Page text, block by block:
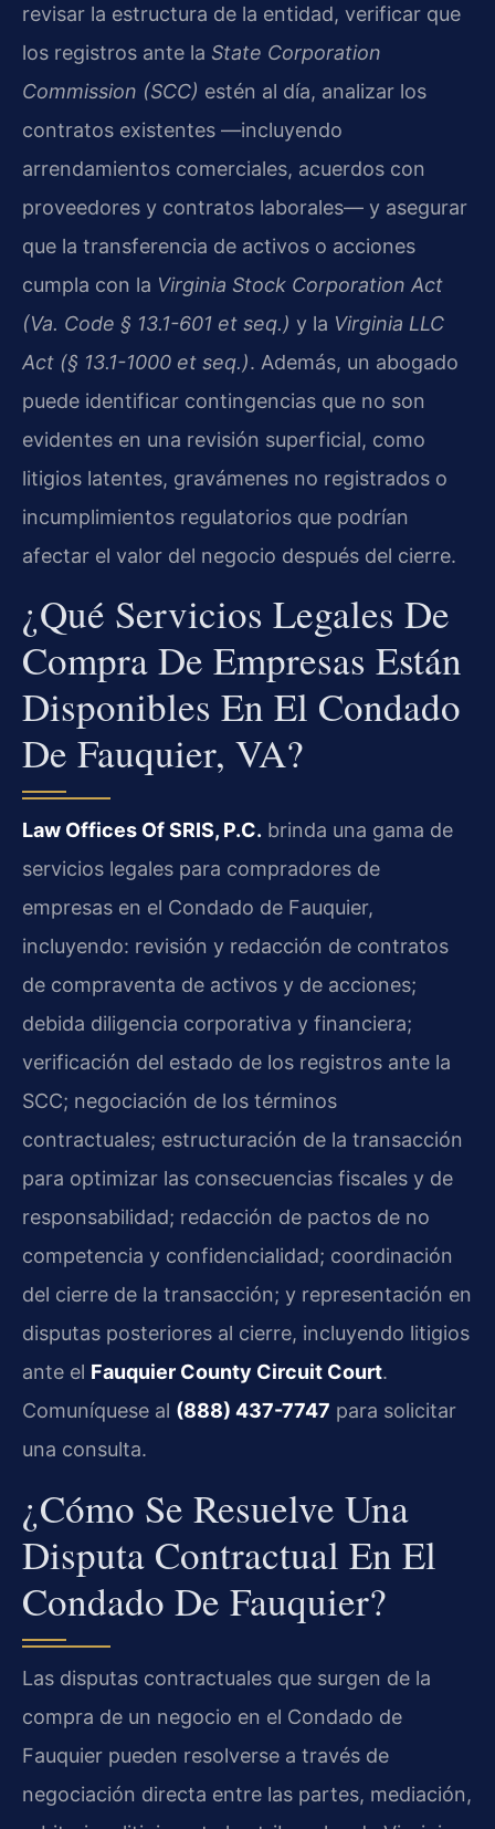
revisar la estructura de la entidad, verificar que
los registros ante la State Corporation
Commission (SCC) estén al día, analizar los
contratos existentes —incluyendo
arrendamientos comerciales, acuerdos con
proveedores y contratos laborales— y asegurar
que la transferencia de activos o acciones
cumpla con la Virginia Stock Corporation Act
(Va. Code § 13.1-601 et seq.) y la Virginia LLC
Act (§ 13.1-1000 et seq.). Además, un abogado
puede identificar contingencias que no son
evidentes en una revisión superficial, como
litigios latentes, gravámenes no registrados o
incumplimientos regulatorios que podrían
afectar el valor del negocio después del cierre.
¿Qué Servicios Legales De
Compra De Empresas Están
Disponibles En El Condado
De Fauquier, VA?
Law Offices Of SRIS, P.C. brinda una gama de
servicios legales para compradores de
empresas en el Condado de Fauquier,
incluyendo: revisión y redacción de contratos
de compraventa de activos y de acciones;
debida diligencia corporativa y financiera;
verificación del estado de los registros ante la
SCC; negociación de los términos
contractuales; estructuración de la transacción
para optimizar las consecuencias fiscales y de
responsabilidad; redacción de pactos de no
competencia y confidencialidad; coordinación
del cierre de la transacción; y representación en
disputas posteriores al cierre, incluyendo litigios
ante el Fauquier County Circuit Court.
Comuníquese al (888) 437-7747 para solicitar
una consulta.
¿Cómo Se Resuelve Una
Disputa Contractual En El
Condado De Fauquier?
Las disputas contractuales que surgen de la
compra de un negocio en el Condado de
Fauquier pueden resolverse a través de
negociación directa entre las partes, mediación,